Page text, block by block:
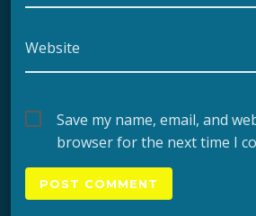
Website
Save my name, email, and
browser for the next time I